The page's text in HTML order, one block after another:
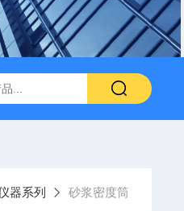
法 生石灰浆渣测定仪
器系列 砂浆密度筒